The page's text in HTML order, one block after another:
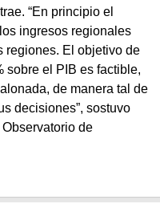
“En principio el
ingresos regionales
regiones. El objetivo de
sobre el PIB es factible,
de manera tal de
decisiones”, sostuvo
de